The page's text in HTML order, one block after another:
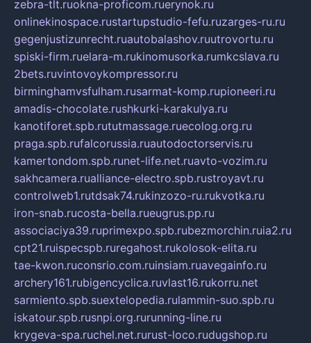
zebra-tlt.ruokna-proficom.ruerynok.ru
onlinekinospace.rustartupstudio-fefu.ruzarges-ru.ru
gegenjustizunrecht.ruautobalashov.ruutrovortu.ru
spiski-firm.ruelara-m.rukinomusorka.rumkcslava.ru
2bets.ruvintovoykompressor.ru
birminghamvsfulham.rusarmat-komp.rupioneeri.ru
amadis-chocolate.rushkurki-karakulya.ru
kanotiforet.spb.rututmassage.ruecolog.org.ru
praga.spb.rufalcorussia.ruautodoctorservis.ru
kamertondom.spb.runet-life.net.ruavto-vozim.ru
sakhcamera.rualliance-electro.spb.rustroyavt.ru
controlweb1.rutdsak74.rukinzozo-ru.rukvotka.ru
iron-snab.rucosta-bella.rueugrus.pp.ru
associaciya39.ruprimexpo.spb.rubezmorchin.ruia2.ru
cpt21.ruispecspb.ruregahost.rukolosok-elita.ru
tae-kwon.ruconsrio.com.ruinsiam.ruavegainfo.ru
archery161.rubigencyclica.ruvlast16.rukorru.net
sarmiento.spb.suextelopedia.rulammin-suo.spb.ru
iskatour.spb.rusnpi.org.rurunning-line.ru
krygeva-spa.ruchel.net.rurust-loco.rudugshop.ru